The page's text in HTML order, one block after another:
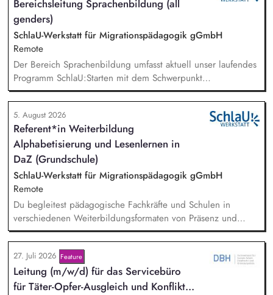
Bereichsleitung Sprachenbildung (all
genders)
SchlaU-Werkstatt für Migrationspädagogik gGmbH
Remote
Der Bereich Sprachenbildung umfasst aktuell unser laufendes
Programm SchlaU:Starten mit dem Schwerpunkt
"Alphabetisierung in DaZ für die Grundschule" sowie
zukünftig weitere auf Unterrichtsmaterial bezogene Projekte
mit den Schwerpunkten sprachensensibles und
rassismuskritisches Deutschlernen von der Grundschule bis in
die Berufliche Bildung. Der Bereich Sprachenbildung
entwickelt in seinen Projekten dazu zielgruppengerechte und
innovative Unterrichtsmaterialien und begleitet pädagogische
Fachkräfte mit daran angeschlossenen
Weiterbildungsangeboten online wie offline.
5. August 2026
Referent*in Weiterbildung
Alphabetisierung und Lesenlernen in
DaZ (Grundschule)
SchlaU-Werkstatt für Migrationspädagogik gGmbH
Remote
Du begleitest pädagogische Fachkräfte und Schulen in
verschiedenen Weiterbildungsformaten von Präsenz und
Online-Workshops bis hin zu pädogischen Tagen und erstellst
Online-Selbstlernkurse für unsere Plattform schlau-lernen.org.
Die inhaltlichen Schwerpunkte liegen dabei auf den
Bereichen Lesen lernen, Mehrsprachigkeitsbewusstsein und
Alphabetisierung in der Grundschule.
27. Juli 2026 Feature
Lei­tung (m/w/d) für das Servicebüro
für Tä­ter-Op­fer-Aus­gleich und Kon­flikt­...